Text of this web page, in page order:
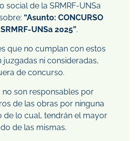
social de la SRMRF-UNSa
“Asunto: CONCURSO
UNSa 2025”.
que no cumplan con estos
juzgadas ni consideradas,
de concurso.
son responsables por
de las obras por ninguna
de lo cual, tendrán el mayor
de las mismas.